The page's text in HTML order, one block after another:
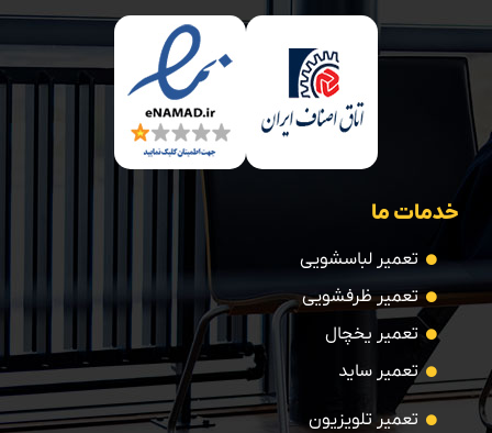
خدمات ما
تعمیر لباسشویی
تعمیر ظرفشویی
تعمیر یخچال
تعمیر ساید
تعمیر تلویزیون